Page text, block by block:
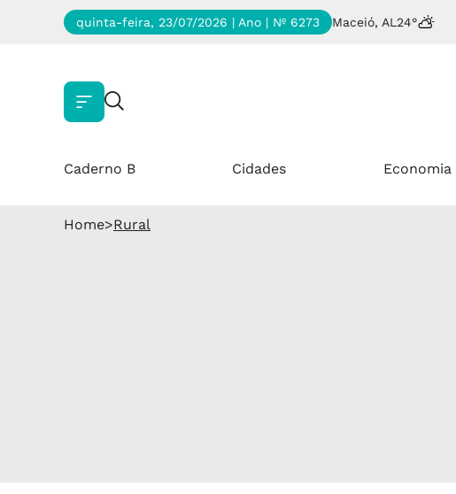
quinta-feira, 23/07/2026 | Ano | Nº 6273 Maceió, AL 24°
Caderno B Cidades Economia
Home>Rural